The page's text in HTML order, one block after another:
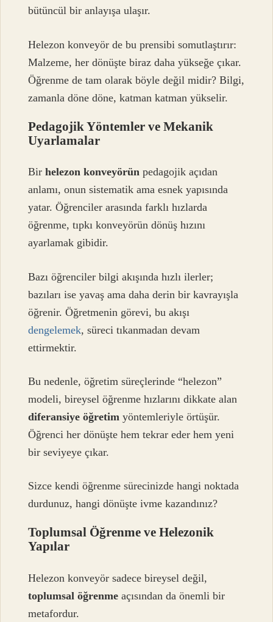
bütüncül bir anlayışa ulaşır.
Helezon konveyör de bu prensibi somutlaştırır:
Malzeme, her dönüşte biraz daha yükseğe çıkar.
Öğrenme de tam olarak böyle değil midir? Bilgi,
zamanla döne döne, katman katman yükselir.
Pedagojik Yöntemler ve Mekanik
Uyarlamalar
Birhelezon konveyörün pedagojik açıdan
anlamı, onun sistematik ama esnek yapısında
yatar. Öğrenciler arasında farklı hızlarda
öğrenme, tıpkı konveyörün dönüş hızını
ayarlamak gibidir.
Bazı öğrenciler bilgi akışında hızlı ilerler;
bazıları ise yavaş ama daha derin bir kavrayışla
öğrenir. Öğretmenin görevi, bu akışı
dengelemek, süreci tıkanmadan devam
ettirmektir.
Bu nedenle, öğretim süreçlerinde “helezon”
modeli, bireysel öğrenme hızlarını dikkate alan
diferansiye öğretim yöntemleriyle örtüşür.
Öğrenci her dönüşte hem tekrar eder hem yeni
bir seviyeye çıkar.
Sizce kendi öğrenme sürecinizde hangi noktada
durdunuz, hangi dönüşte ivme kazandınız?
Toplumsal Öğrenme ve Helezonik
Yapılar
Helezon konveyör sadece bireysel değil,
toplumsal öğrenme açısından da önemli bir
metafordur.